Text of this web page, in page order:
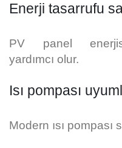
Enerji tasarrufu
PV panel
yardımcı olur.
Isı pompası
Modern ısı pompası